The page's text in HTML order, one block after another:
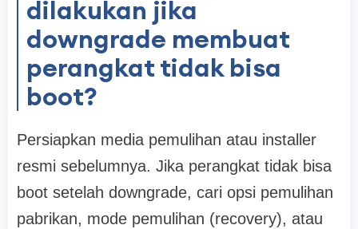
dilakukan jika
downgrade membuat
perangkat tidak bisa
boot?
Persiapkan media pemulihan atau installer
resmi sebelumnya. Jika perangkat tidak bisa
boot setelah downgrade, cari opsi pemulihan
pabrikan, mode pemulihan (recovery), atau